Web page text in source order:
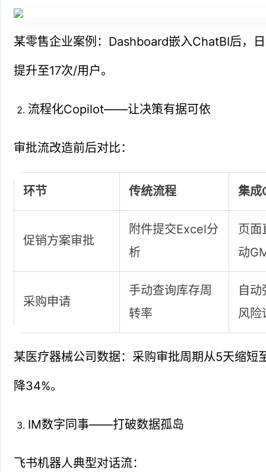
某零售企业案例：Dashboard嵌入ChatBI后，
提升至17次/用户。
流程化Copilot——让决策有据可依
审批流改造前后对比：
环节 传统流程 集成
促销方案审批
附件提交Excel分
析
页面
动
采购申请
手动查询库存周
转率
自
风险
某医疗器械公司数据：采购审批周期从5天缩短
降34%。
IM数字同事——打破数据孤岛
飞书机器人典型对话流：